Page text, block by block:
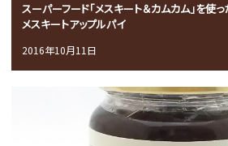
スーパーフード「メスキート＆カムカム」を使
メスキートアップルパイ
2016年10月11日